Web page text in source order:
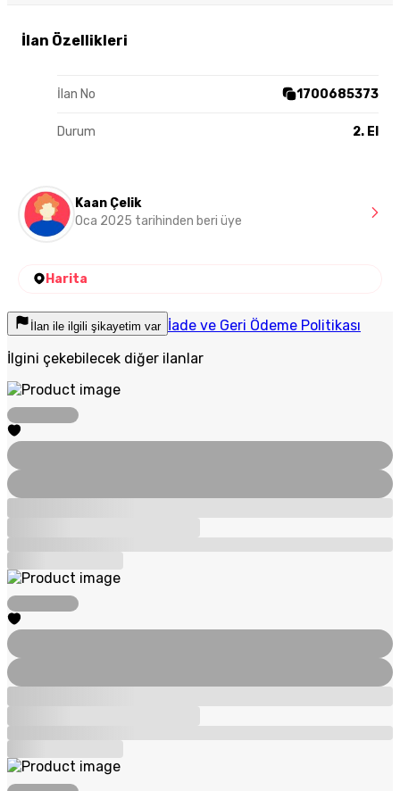
İlan Özellikleri
İlan No 1700685373
Durum 2. El
Kaan Çelik
Oca 2025 tarihinden beri üye
Harita
İlan ile ilgili şikayetim var İade ve Geri Ödeme Politikası
İlgini çekebilecek diğer ilanlar